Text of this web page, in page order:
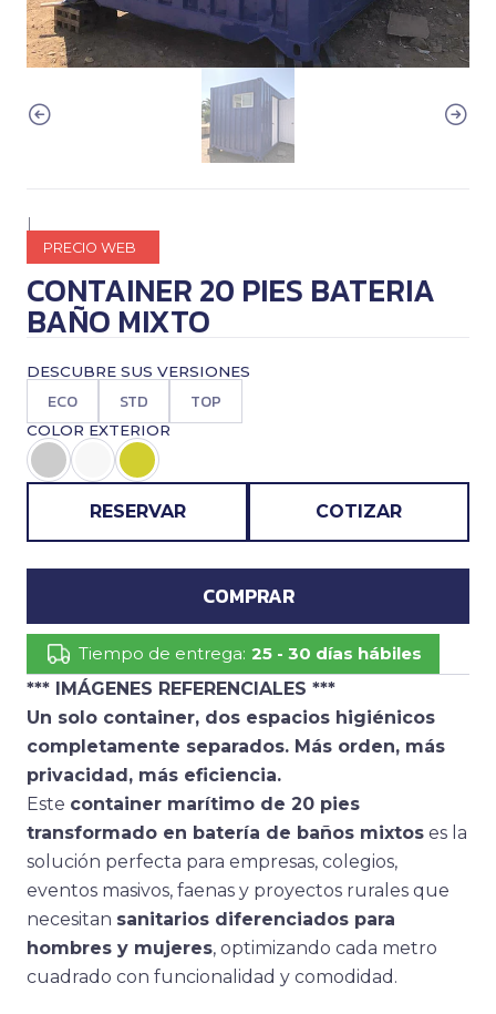
|
PRECIO WEB
CONTAINER 20 PIES BATERIA
BAÑO MIXTO
DESCUBRE SUS VERSIONES
ECO STD TOP
COLOR EXTERIOR
RESERVAR COTIZAR
COMPRAR
Tiempo de entrega: 25 - 30 días hábiles
*** IMÁGENES REFERENCIALES ***
Un solo container, dos espacios higiénicos
completamente separados. Más orden, más
privacidad, más eficiencia.
Este container marítimo de 20 pies
transformado en batería de baños mixtos es la
solución perfecta para empresas, colegios,
eventos masivos, faenas y proyectos rurales que
necesitan sanitarios diferenciados para
hombres y mujeres, optimizando cada metro
cuadrado con funcionalidad y comodidad.